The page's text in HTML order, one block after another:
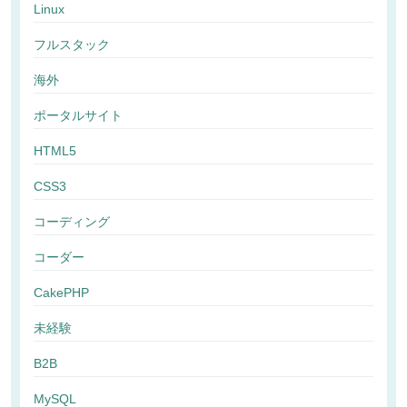
Linux
フルスタック
海外
ポータルサイト
HTML5
CSS3
コーディング
コーダー
CakePHP
未経験
B2B
MySQL